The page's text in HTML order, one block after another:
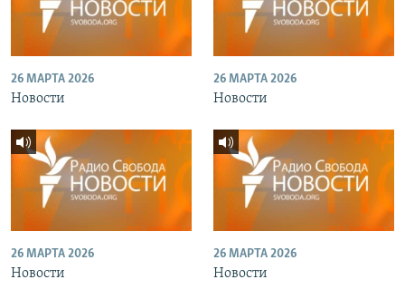
26 МАРТА 2026
Новости
26 МАРТА 2026
Новости
26 МАРТА 2026
Новости
26 МАРТА 2026
Новости